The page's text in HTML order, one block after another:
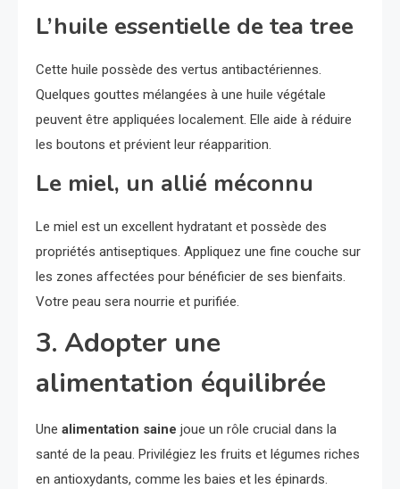
L’huile essentielle de tea tree
Cette huile possède des vertus antibactériennes.
Quelques gouttes mélangées à une huile végétale
peuvent être appliquées localement. Elle aide à réduire
les boutons et prévient leur réapparition.
Le miel, un allié méconnu
Le miel est un excellent hydratant et possède des
propriétés antiseptiques. Appliquez une fine couche sur
les zones affectées pour bénéficier de ses bienfaits.
Votre peau sera nourrie et purifiée.
3. Adopter une
alimentation équilibrée
Une alimentation saine joue un rôle crucial dans la
santé de la peau. Privilégiez les fruits et légumes riches
en antioxydants, comme les baies et les épinards.